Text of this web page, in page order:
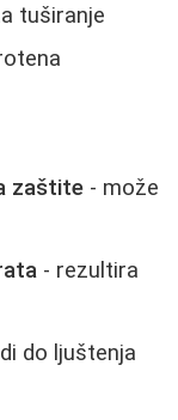
tuširanje
zaštite - može
- rezultira
do ljuštenja